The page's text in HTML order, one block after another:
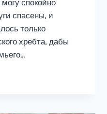
спокойно
спасены, и
только
хребта, дабы